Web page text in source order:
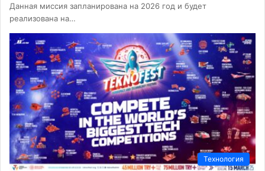
Данная миссия запланирована на 2026 год и будет
реализована на…
Технология